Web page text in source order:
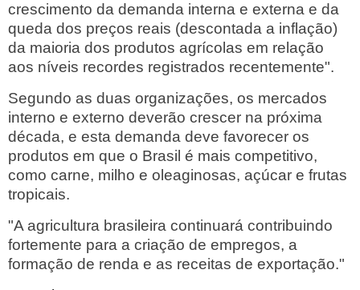
crescimento da demanda interna e externa e da
queda dos preços reais (descontada a inflação)
da maioria dos produtos agrícolas em relação
aos níveis recordes registrados recentemente".
Segundo as duas organizações, os mercados
interno e externo deverão crescer na próxima
década, e esta demanda deve favorecer os
produtos em que o Brasil é mais competitivo,
como carne, milho e oleaginosas, açúcar e frutas
tropicais.
"A agricultura brasileira continuará contribuindo
fortemente para a criação de empregos, a
formação de renda e as receitas de exportação."